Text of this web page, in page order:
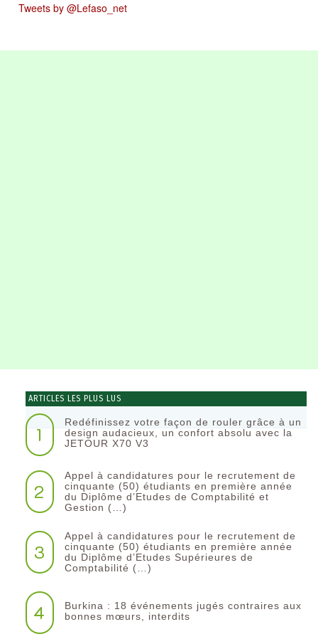
Tweets by @Lefaso_net
ARTICLES LES PLUS LUS
1
Redéfinissez votre façon de rouler grâce à un
design audacieux, un confort absolu avec la
JETOUR X70 V3
2
Appel à candidatures pour le recrutement de
cinquante (50) étudiants en première année
du Diplôme d’Etudes de Comptabilité et
Gestion (…)
3
Appel à candidatures pour le recrutement de
cinquante (50) étudiants en première année
du Diplôme d’Etudes Supérieures de
Comptabilité (…)
4
Burkina : 18 événements jugés contraires aux
bonnes mœurs, interdits